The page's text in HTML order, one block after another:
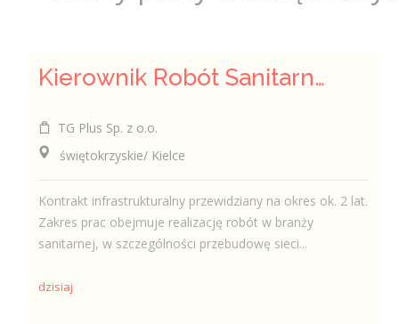
Kierownik Robót Sanitarnych
TG Plus Sp. z o.o.
świętokrzyskie/ Kielce
Kontrakt infrastrukturalny przewidziany na okres ok. 2 lat.
Zakres prac obejmuje realizację robót w branży
sanitarnej, w szczególności przebudowę sieci...
dzisiaj